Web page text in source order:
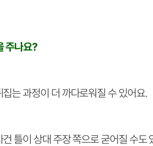
주나요?
는 과정이 더 까다로워질 수 있어요.
틀이 상대 주장 쪽으로 굳어질 수도